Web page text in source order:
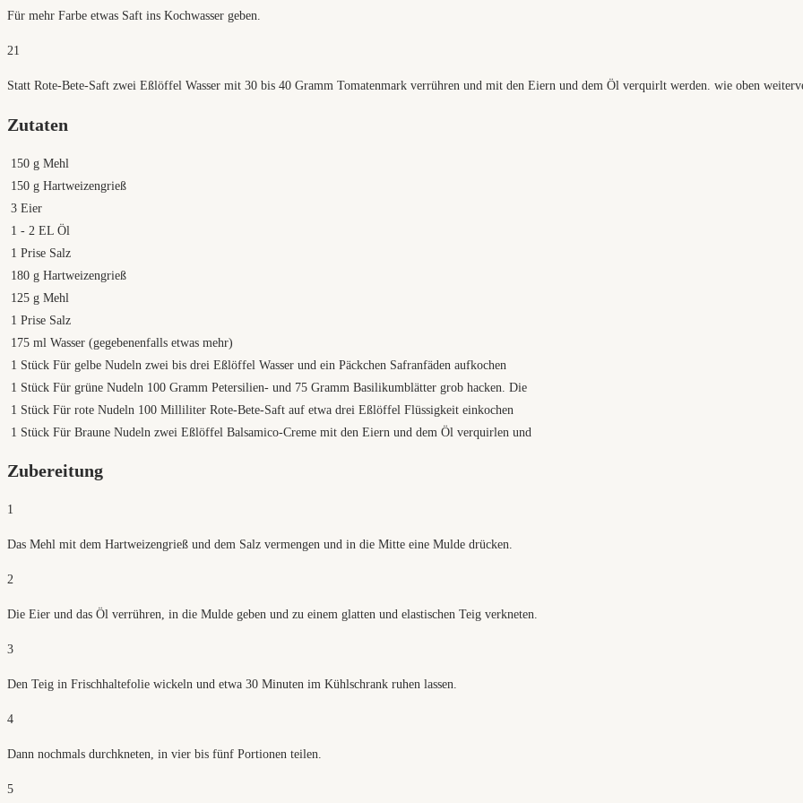
Für mehr Farbe etwas Saft ins Kochwasser geben.
21
Statt Rote-Bete-Saft zwei Eßlöffel Wasser mit 30 bis 40 Gramm Tomatenmark verrühren und mit den Eiern und dem Öl verquirlt werden. wie oben
Zutaten
150 g Mehl
150 g Hartweizengrieß
3 Eier
1 - 2 EL Öl
1 Prise Salz
180 g Hartweizengrieß
125 g Mehl
1 Prise Salz
175 ml Wasser (gegebenenfalls etwas mehr)
1 Stück Für gelbe Nudeln zwei bis drei Eßlöffel Wasser und ein Päckchen Safranfäden aufkochen
1 Stück Für grüne Nudeln 100 Gramm Petersilien- und 75 Gramm Basilikumblätter grob hacken. Die
1 Stück Für rote Nudeln 100 Milliliter Rote-Bete-Saft auf etwa drei Eßlöffel Flüssigkeit einkochen
1 Stück Für Braune Nudeln zwei Eßlöffel Balsamico-Creme mit den Eiern und dem Öl verquirlen und
Zubereitung
1
Das Mehl mit dem Hartweizengrieß und dem Salz vermengen und in die Mitte eine Mulde drücken.
2
Die Eier und das Öl verrühren, in die Mulde geben und zu einem glatten und elastischen Teig verkneten.
3
Den Teig in Frischhaltefolie wickeln und etwa 30 Minuten im Kühlschrank ruhen lassen.
4
Dann nochmals durchkneten, in vier bis fünf Portionen teilen.
5